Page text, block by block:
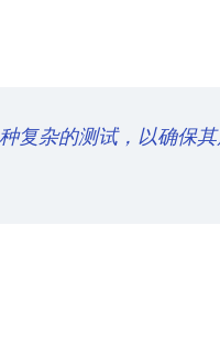
复杂的测试，以确保